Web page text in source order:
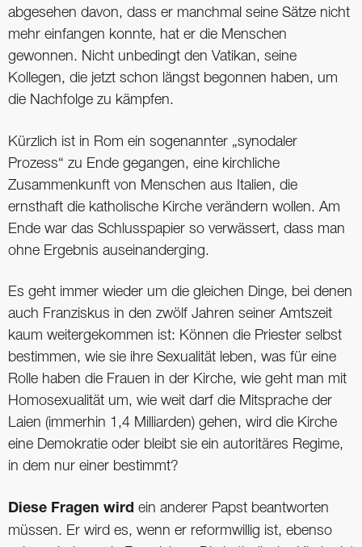
abgesehen davon, dass er manchmal seine Sätze nicht
mehr einfangen konnte, hat er die Menschen
gewonnen. Nicht unbedingt den Vatikan, seine
Kollegen, die jetzt schon längst begonnen haben, um
die Nachfolge zu kämpfen.
Kürzlich ist in Rom ein sogenannter „synodaler
Prozess“ zu Ende gegangen, eine kirchliche
Zusammenkunft von Menschen aus Italien, die
ernsthaft die katholische Kirche verändern wollen. Am
Ende war das Schlusspapier so verwässert, dass man
ohne Ergebnis auseinanderging.
Es geht immer wieder um die gleichen Dinge, bei denen
auch Franziskus in den zwölf Jahren seiner Amtszeit
kaum weitergekommen ist: Können die Priester selbst
bestimmen, wie sie ihre Sexualität leben, was für eine
Rolle haben die Frauen in der Kirche, wie geht man mit
Homosexualität um, wie weit darf die Mitsprache der
Laien (immerhin 1,4 Milliarden) gehen, wird die Kirche
eine Demokratie oder bleibt sie ein autoritäres Regime,
in dem nur einer bestimmt?
Diese Fragen wird ein anderer Papst beantworten
müssen. Er wird es, wenn er reformwillig ist, ebenso